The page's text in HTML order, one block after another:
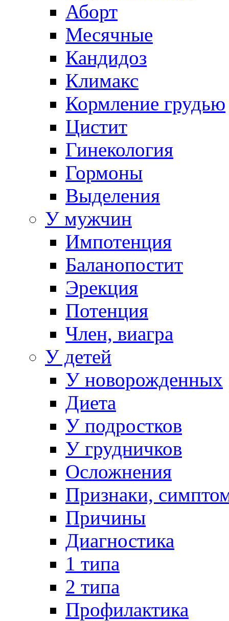
Аборт
Месячные
Кандидоз
Климакс
Кормление грудью
Цистит
Гинекология
Гормоны
Выделения
У мужчин
Импотенция
Баланопостит
Эрекция
Потенция
Член, виагра
У детей
У новорожденных
Диета
У подростков
У грудничков
Осложнения
Признаки,
Причины
Диагностика
1 типа
2 типа
Профилактика